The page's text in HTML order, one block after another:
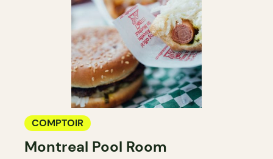
COMPTOIR
Montreal Pool Room